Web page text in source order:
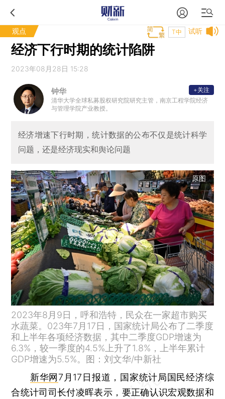
观点 试听
T中
经济下行时期的统计陷阱
2023年08月28日 15:28
钟华
清华大学全球私募股权研究院研究主管，南京工程学院经济
与管理学院产业教授。
+关注
经济增速下行时期，统计数据的公布不仅是统计科学
问题，还是经济现实和舆论问题
原图
2023年8月9日，呼和浩特，民众在一家超市购买
水蔬菜。023年7月17日，国家统计局公布了二季度
和上半年各项经济数据，其中二季度GDP增速为
6.3%，较一季度的4.5%上升了1.8%，上半年累计
GDP增速为5.5%。图：刘文华/中新社
新华网7月17日报道，国家统计局国民经济综
合统计司司长付凌晖表示，要正确认识宏观数据和